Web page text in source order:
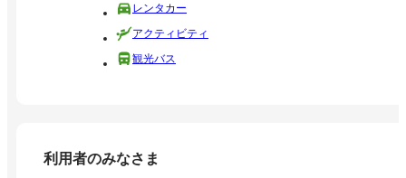
レンタカー
アクティビティ
観光バス
利用者のみなさま